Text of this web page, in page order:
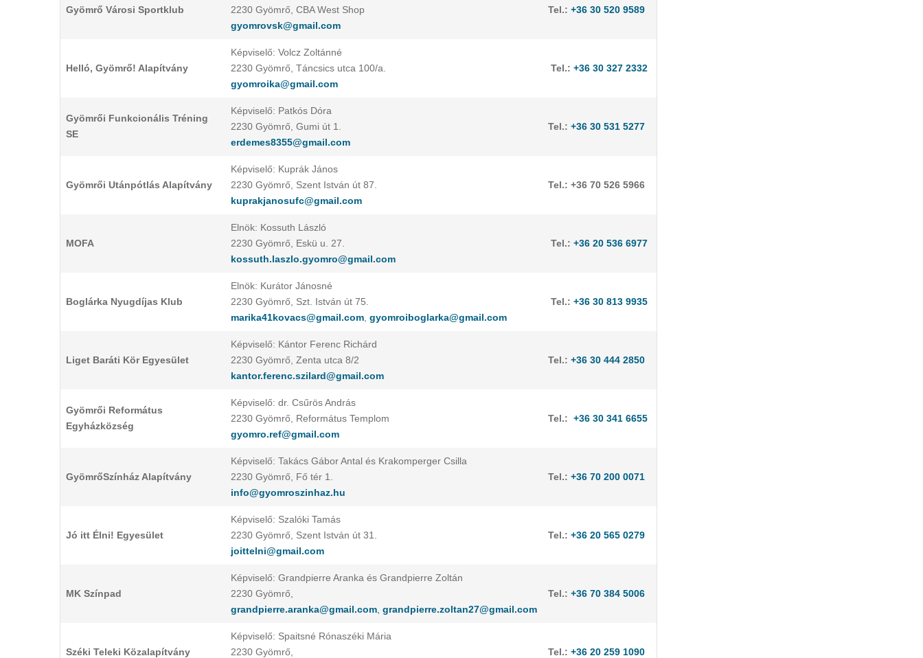
Gyömrő Városi Sportklub
2230 Gyömrő, CBA West Shop
gyomrovsk@gmail.com
Tel.: +36 30 520 9589
Helló, Gyömrő! Alapítvány
Képviselő: Volcz Zoltánné
2230 Gyömrő, Táncsics utca 100/a.
gyomroika@gmail.com
Tel.: +36 30 327 2332
Gyömrői Funkcionális Tréning
SE
Képviselő: Patkós Dóra
2230 Gyömrő, Gumi út 1.
erdemes8355@gmail.com
Tel.: +36 30 531 5277
Gyömrői Utánpótlás Alapítvány
Képviselő: Kuprák János
2230 Gyömrő, Szent István út 87.
kuprakjanosufc@gmail.com
Tel.: +36 70 526 5966
MOFA
Elnök: Kossuth László
2230 Gyömrő, Eskü u. 27.
kossuth.laszlo.gyomro@gmail.com
Tel.: +36 20 536 6977
Boglárka Nyugdíjas Klub
Elnök: Kurátor Jánosné
2230 Gyömrő, Szt. István út 75.
marika41kovacs@gmail.com gyomroiboglarka@gmail.com
Tel.: +36 30 813 9935
Liget Baráti Kör Egyesület
Képviselő: Kántor Ferenc Richárd
2230 Gyömrő, Zenta utca 8/2
kantor.ferenc.szilard@gmail.com
Tel.: +36 30 444 2850
Gyömrői Református
Egyházközség
Képviselő: dr. Csűrös András
2230 Gyömrő, Református Templom
gyomro.ref@gmail.com
Tel.: +36 30 341 6655
GyömrőSzínház Alapítvány
Képviselő: Takács Gábor Antal és Krakomperger Csilla
2230 Gyömrő, Fő tér 1.
info@gyomroszinhaz.hu
Tel.: +36 70 200 0071
Jó itt Élni! Egyesület
Képviselő: Szalóki Tamás
2230 Gyömrő, Szent István út 31.
joittelni@gmail.com
Tel.: +36 20 565 0279
MK Színpad
Képviselő: Grandpierre Aranka és Grandpierre Zoltán
2230 Gyömrő,
grandpierre.aranka@gmail.com grandpierre.zoltan27@gmail.com
Tel.: +36 70 384 5006
Széki Teleki Közalapítvány
Képviselő: Spaitsné Rónaszéki Mária
2230 Gyömrő,
Tel.: +36 20 259 1090